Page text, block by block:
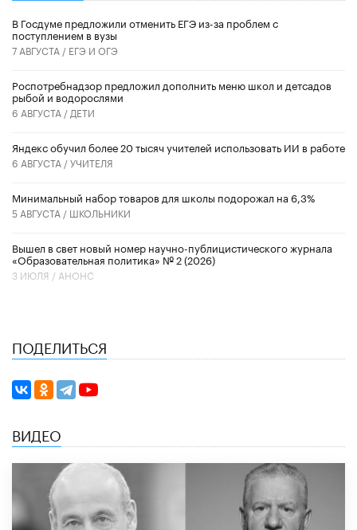
В Госдуме предложили отменить ЕГЭ из-за проблем с
поступлением в вузы
7 АВГУСТА / ЕГЭ И ОГЭ
Роспотребнадзор предложил дополнить меню школ и детсадов
рыбой и водорослями
6 АВГУСТА / ДЕТИ
​Яндекс обучил более 20 тысяч учителей использовать ИИ в работе
6 АВГУСТА /УЧИТЕЛЯ
Минимальный набор товаров для школы подорожал на 6,3%
5 АВГУСТА / ШКОЛЬНИКИ
Вышел в свет новый номер научно-публицистического журнала
«Образовательная политика» № 2 (2026)
3 ИЮЛЯ / АНОНС
ПОДЕЛИТЬСЯ
ВИДЕО